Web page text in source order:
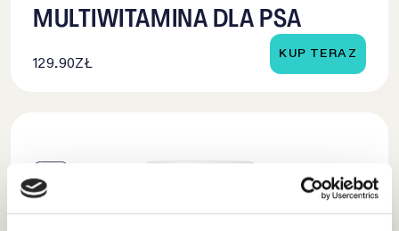
MULTIWITAMINA DLA PSA
129.90ZŁ
KUP TERAZ